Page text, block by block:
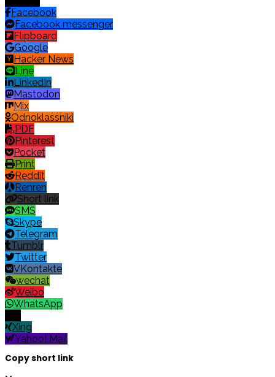
Facebook
Facebook messenger
Flipboard
Google
Hacker News
Line
LinkedIn
Mastodon
Mix
Odnoklassniki
PDF
Pinterest
Pocket
Print
Reddit
Renren
Short link
SMS
Skype
Telegram
Tumblr
Twitter
VKontakte
wechat
Weibo
WhatsApp
Xing
Yahoo! Mail
Copy short link